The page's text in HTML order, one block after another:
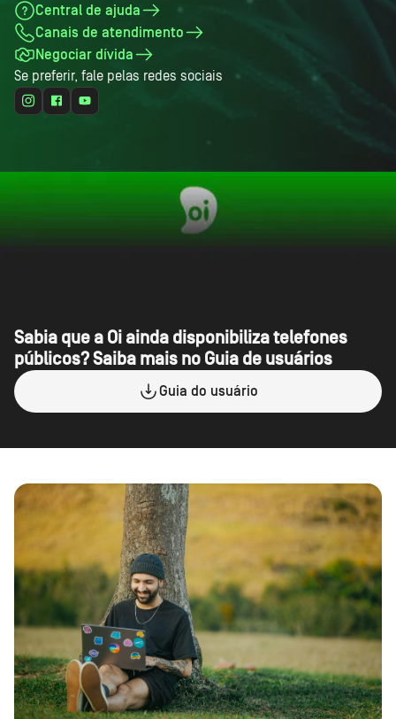
Central de ajuda
Canais de atendimento
Negociar dívida
Se preferir, fale pelas redes sociais
Sabia que a Oi ainda disponibiliza telefones
públicos? Saiba mais no Guia de usuários
Guia do usuário